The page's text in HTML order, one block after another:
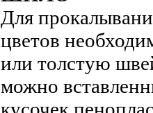
Для
цветов
или толстую
можно